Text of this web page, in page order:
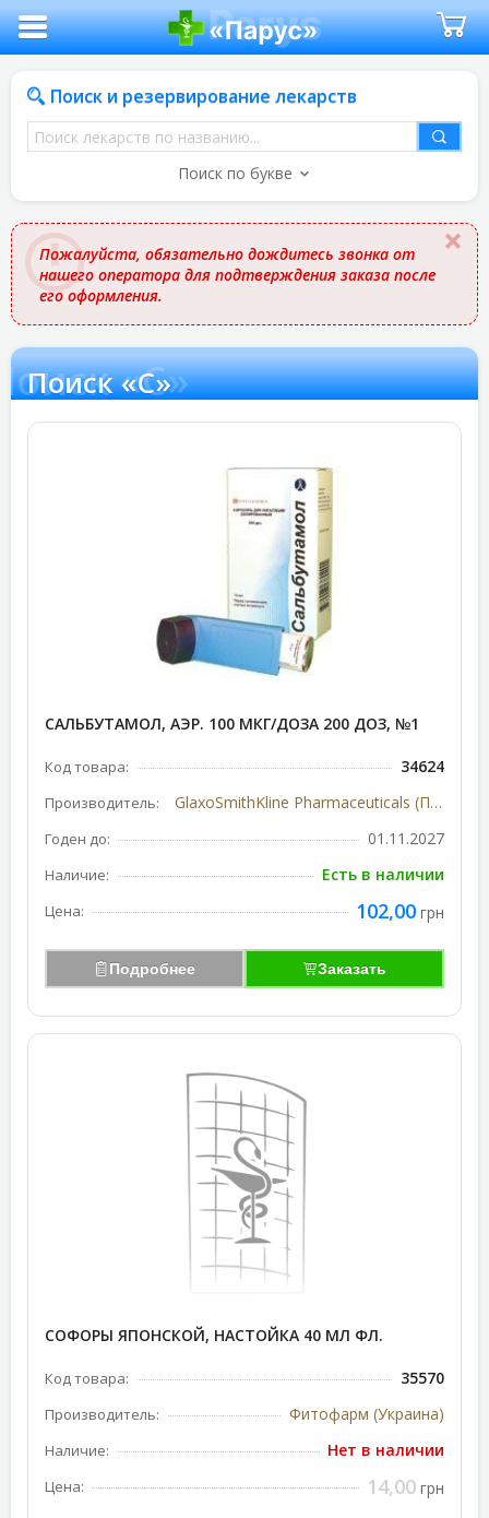
Поиск и резервирование лекарств
Поиск
лекарств
названию
Поиск по букве
Пожалуйста, обязательно дождитесь звонка от
нашего оператора для подтверждения заказа после
его оформления.
«С»
Поиск «С»
САЛЬБУТАМОЛ, АЭР. 100 МКГ/ДОЗА 200 ДОЗ, №1
Код товара: 34624
Производитель: GlaxoSmithKline Pharmaceuticals (Польша)
Годен до: 01.11.2027
Наличие: Есть в наличии
Цена: 102,00 грн
Подробнее Заказать
СОФОРЫ ЯПОНСКОЙ, НАСТОЙКА 40 МЛ ФЛ.
Код товара: 35570
Производитель: Фитофарм (Украина)
Наличие: Нет в наличии
Цена: 14,00 грн